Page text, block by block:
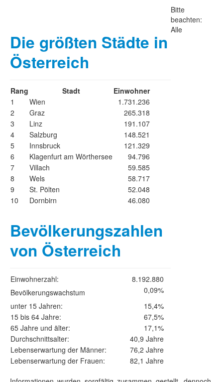
Die größten Städte in
Österreich
Rang Stadt
Einwohner
1
Wien
1.731.236
2
Graz
265.318
3
Linz
191.107
4
Salzburg
148.521
5
Innsbruck
121.329
6
Klagenfurt am Wörthersee
94.796
7
Villach
59.585
8
Wels
58.717
9
St. Pölten
52.048
10
Dornbirn 46.080
Bevölkerungszahlen
von Österreich
Einwohnerzahl:
8.192.880
Bevölkerungswachstum
0,09%
unter 15 Jahren:
15,4%
15 bis 64 Jahre:
67,5%
65 Jahre und älter:
17,1%
Durchschnittsalter:
40,9 Jahre
Lebenserwartung der Männer:
76,2 Jahre
Lebenserwartung der Frauen:
82,1 Jahre
Bitte
beachten:
Alle